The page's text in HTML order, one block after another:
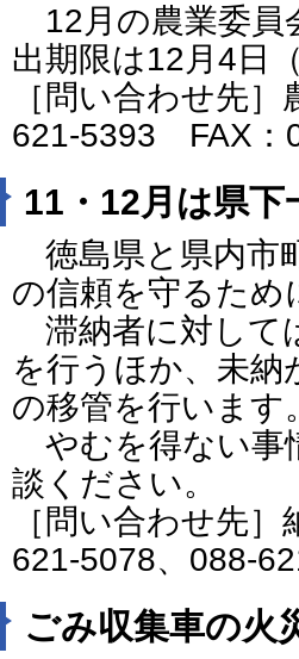
12月の農業委員
出期限は12月4日
［問い合わせ先
621-5393 FAX：
11・12月は県下
徳島県と県内市
の信頼を守るため
滞納者に対して
を行うほか、未納
の移管を行います。
やむを得ない事
談ください。
［問い合わせ先
621-5078、088-
ごみ収集車の火